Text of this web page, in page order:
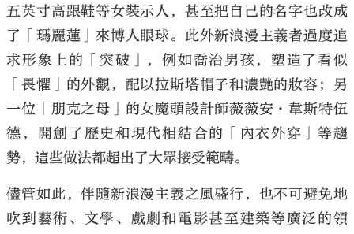
五英寸高跟鞋等女裝示人，甚至把自己的名字也改成
了「瑪麗蓮」來博人眼球。此外新浪漫主義者過度追
求形象上的「突破」，例如喬治男孩，塑造了看似
「畏懼」的外觀，配以拉斯塔帽子和濃艷的妝容；另
一位「朋克之母」的女魔頭設計師薇薇安·韋斯特伍
德，開創了歷史和現代相結合的「內衣外穿」等趨
勢，這些做法都超出了大眾接受範疇。
儘管如此，伴隨新浪漫主義之風盛行，也不可避免地
吹到藝術、文學、戲劇和電影甚至建築等廣泛的領